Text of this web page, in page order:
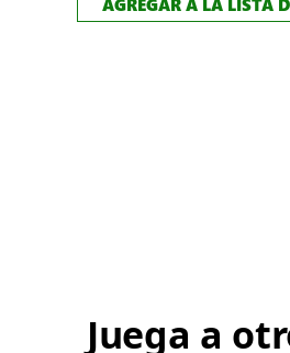
AGREGAR A LA LISTA
Juega a